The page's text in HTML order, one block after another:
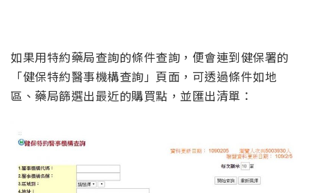
如果用特約藥局查詢的條件查詢，便會連到健保署的
「健保特約醫事機構查詢」頁面，可透過條件如地
區、藥局篩選出最近的購買點，並匯出清單：